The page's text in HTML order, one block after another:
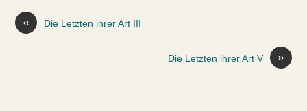
« Die Letzten ihrer Art III
»
Die Letzten ihrer Art V